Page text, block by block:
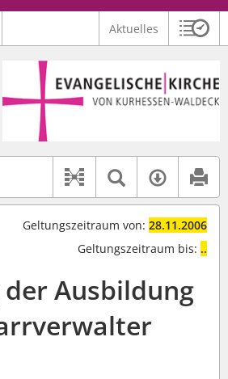
Aktuelles
oder "Pfarrerausschuss".
Waldeck
Dokument-
Textsuche
Geltungszeitraum von: 28.11.2006
Geltungszeitraum bis: ..
der Ausbildung